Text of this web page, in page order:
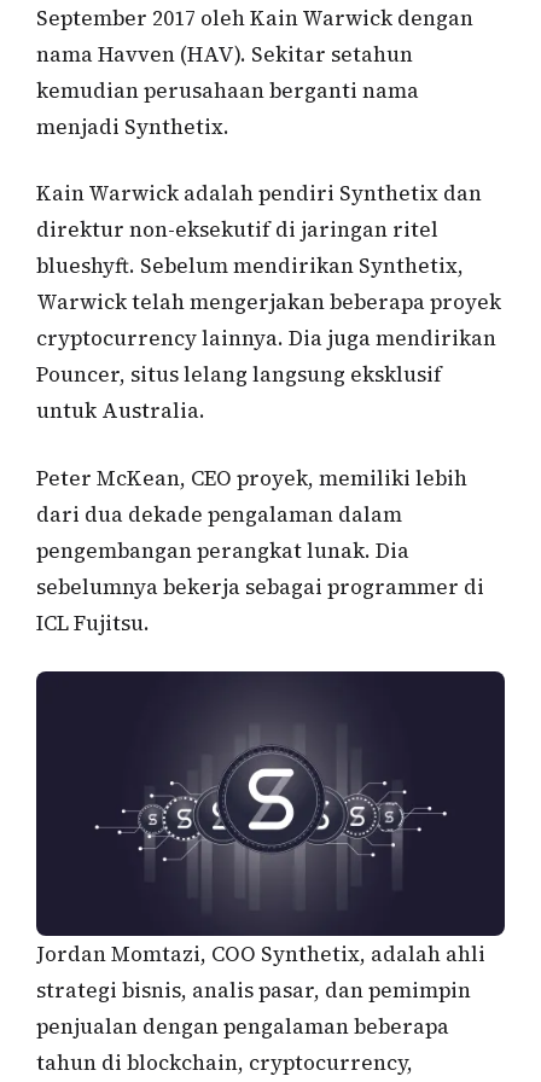
September 2017 oleh Kain Warwick dengan
nama Havven (HAV). Sekitar setahun
kemudian perusahaan berganti nama
menjadi Synthetix.
Kain Warwick adalah pendiri Synthetix dan
direktur non-eksekutif di jaringan ritel
blueshyft. Sebelum mendirikan Synthetix,
Warwick telah mengerjakan beberapa proyek
cryptocurrency lainnya. Dia juga mendirikan
Pouncer, situs lelang langsung eksklusif
untuk Australia.
Peter McKean, CEO proyek, memiliki lebih
dari dua dekade pengalaman dalam
pengembangan perangkat lunak. Dia
sebelumnya bekerja sebagai programmer di
ICL Fujitsu.
Jordan Momtazi, COO Synthetix, adalah ahli
strategi bisnis, analis pasar, dan pemimpin
penjualan dengan pengalaman beberapa
tahun di blockchain, cryptocurrency,